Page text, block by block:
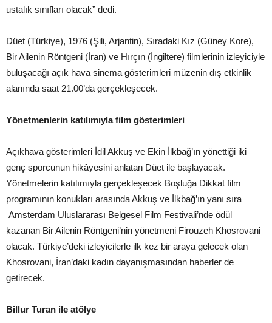
ustalık sınıfları olacak” dedi.
Düet (Türkiye), 1976 (Şili, Arjantin), Sıradaki Kız (Güney Kore),
Bir Ailenin Röntgeni (İran) ve Hırçın (İngiltere) filmlerinin izleyiciyle
buluşacağı açık hava sinema gösterimleri müzenin dış etkinlik
alanında saat 21.00’da gerçekleşecek.
Yönetmenlerin katılımıyla film gösterimleri
Açıkhava gösterimleri İdil Akkuş ve Ekin İlkbağ’ın yönettiği iki
genç sporcunun hikâyesini anlatan Düet ile başlayacak.
Yönetmelerin katılımıyla gerçekleşecek Boşluğa Dikkat film
programının konukları arasında Akkuş ve İlkbağ’ın yanı sıra
Amsterdam Uluslararası Belgesel Film Festivali’nde ödül
kazanan Bir Ailenin Röntgeni’nin yönetmeni Firouzeh Khosrovani
olacak. Türkiye’deki izleyicilerle ilk kez bir araya gelecek olan
Khosrovani, İran’daki kadın dayanışmasından haberler de
getirecek.
Billur Turan ile atölye